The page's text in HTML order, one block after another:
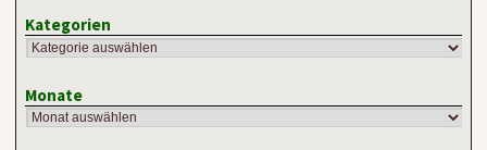
Kategorien
Monate